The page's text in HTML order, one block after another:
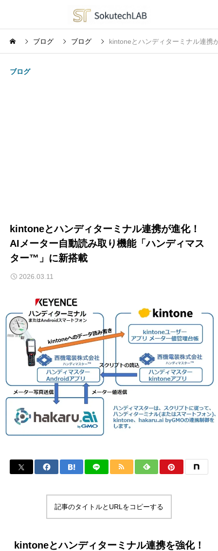
ブログ ブログ kintoneとハンディターミナル連携
ブログ
kintoneとハンディターミナル連携が進化！
AIメーター自動読み取り機能「ハンディマス
ター™」に新搭載
2026.03.11
記事のタイトルとURLをコピーする
kintoneとハンディターミナル連携を強化！